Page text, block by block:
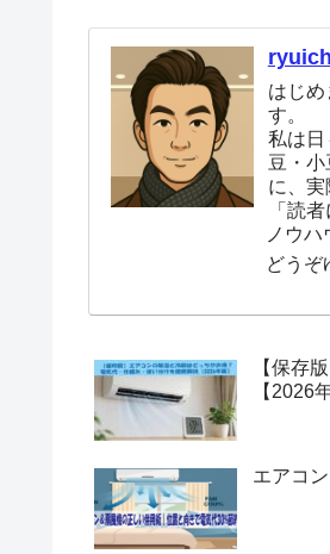
はじ
す。
私は日
豆・小
に、実
「読
ノウハ
どうぞ
【保存
【2026
エアコ